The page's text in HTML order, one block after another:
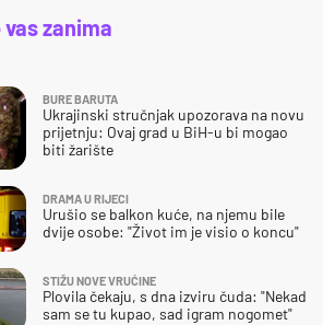
zanima
BURE BARUTA
Ukrajinski stručnjak upozorava na novu
prijetnju: Ovaj grad u BiH-u bi mogao
biti žarište
DRAMA U RIJECI
Urušio se balkon kuće, na njemu bile
dvije osobe: "Život im je visio o koncu"
STIŽU NOVE VRUĆINE
Plovila čekaju, s dna izviru čuda: "Nekad
sam se tu kupao, sad igram nogomet"